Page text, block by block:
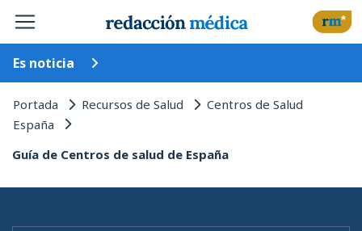
Es noticia
Portada Recursos de Salud Centros de Salud
España
Guía de Centros de salud de España